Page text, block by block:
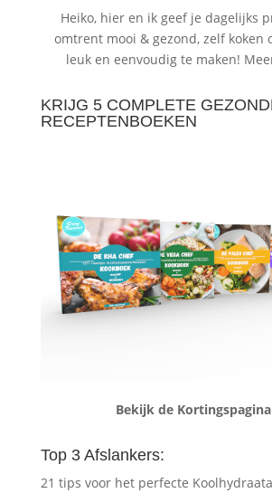
Heiko, hier en ik geef je dagelijks
omtrent mooi & gezond, zelf koken
leuk en eenvoudig te maken!
KRIJG 5 COMPLETE
RECEPTENBOEKEN
Bekijk de
Top 3 Afslankers:
21 tips voor het perfecte